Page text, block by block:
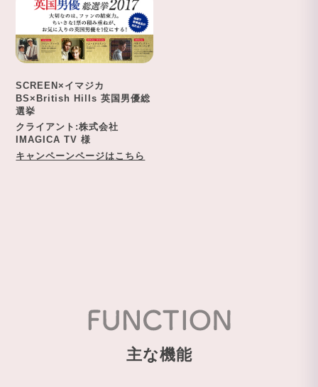
SCREEN×イマジカ
BS×British Hills 英国男優総
選挙
クライアント:株式会社
IMAGICA TV 様
キャンペーンページはこちら
主な機能